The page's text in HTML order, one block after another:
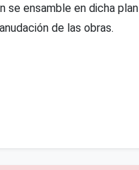
se ensamble en dicha
de las obras.